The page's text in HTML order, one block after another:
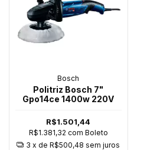
Bosch
Politriz Bosch 7"
Gpo14ce 1400w 220V
R$1.501,44
R$1.381,32 com Boleto
3 x deR$500,48 sem juros